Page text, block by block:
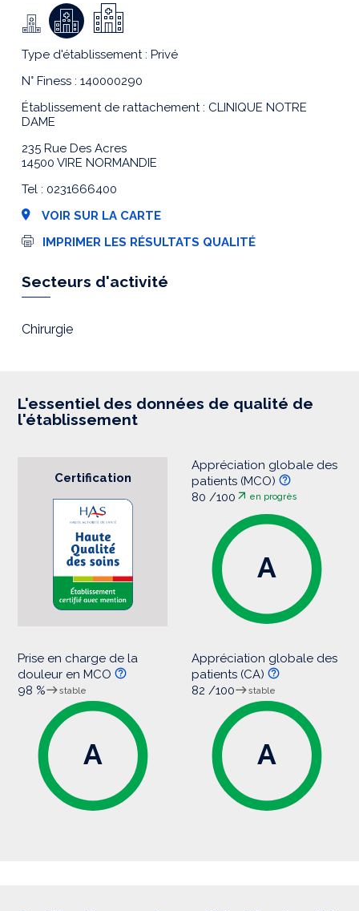
Type d'établissement : Privé
N° Finess : 140000290
Établissement de rattachement : CLINIQUE NOTRE
DAME
235 Rue Des Acres
14500 VIRE NORMANDIE
Tel : 0231666400
VOIR SUR LA CARTE
I
e
s
i
o
IMPRIMER LES RÉSULTATS QUALITÉ
Secteurs d'activité
Chirurgie
L'essentiel des données de qualité de
l'établissement
Certification
Appréciation globale des
patients (MCO)
80 /100
en progrès
A
Prise en charge de la
douleur en MCO
98 %
stable
A
Appréciation globale des
patients (CA)
82 /100
stable
A